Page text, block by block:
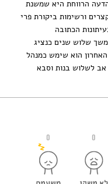
הרווחת היא שמשנת
ורשימות ביקורת פרי
הכתובה
שלוש שנים כנציג
הוא שימש כמנהל
לשלוש בנות וסבא
0 0